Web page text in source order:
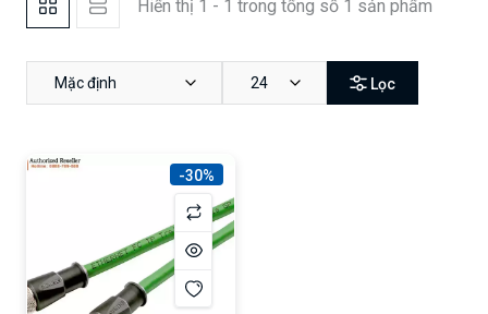
Hiển thị 1 - 1 trong tổng số 1 sản phẩm
Mặc định 24 Lọc
-30%